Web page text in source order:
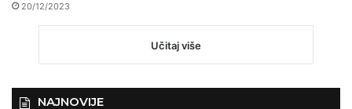
20/12/2023
Učitaj više
NAJNOVIJE